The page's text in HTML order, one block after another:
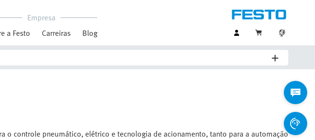
Empresa
a Festo
Carreiras Blog
o controle pneumático, elétrico e tecnologia de acionamento, tanto para a automação